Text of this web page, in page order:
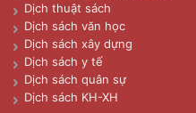
Dịch thuật sách
Dịch sách văn học
Dịch sách xây dựng
Dịch sách y tế
Dịch sách quân sự
Dịch sách KH-XH